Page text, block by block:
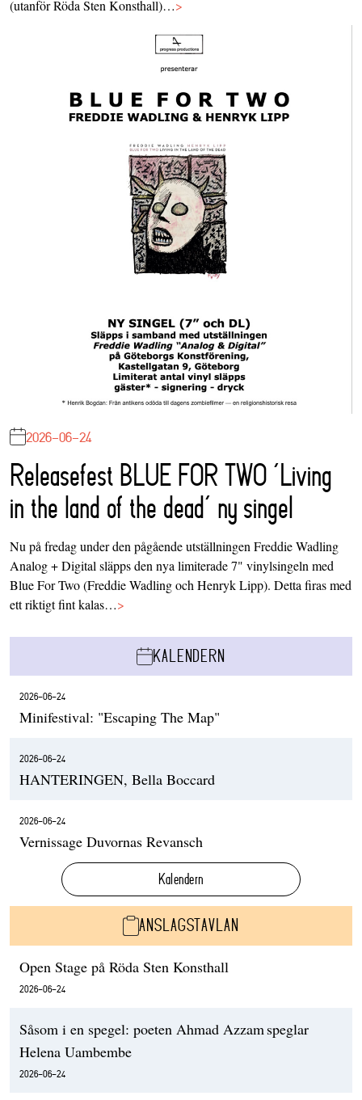
(utanför Röda Sten Konsthall)…>
2026-06-24
Releasefest BLUE FOR TWO ‘Living
in the land of the dead’ ny singel
Nu på fredag under den pågående utställningen Freddie Wadling
Analog + Digital släpps den nya limiterade 7" vinylsingeln med
Blue For Two (Freddie Wadling och Henryk Lipp). Detta firas med
ett riktigt fint kalas…>
KALENDERN
2026-06-24
Minifestival: "Escaping The Map"
2026-06-24
HANTERINGEN, Bella Boccard
2026-06-24
Vernissage Duvornas Revansch
Kalendern
ANSLAGSTAVLAN
Open Stage på Röda Sten Konsthall
2026-06-24
Såsom i en spegel: poeten Ahmad Azzam speglar
Helena Uambembe
2026-06-24